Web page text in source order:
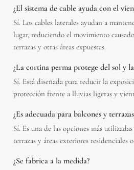
¿El sistema de cable ayuda con el
Sí. Los cables laterales ayudan a
lugar, reduciendo el movimiento
terrazas y otras áreas expuestas.
¿La cortina perma protege del sol y
Sí. Está diseñada para reducir la
protección frente a lluvias ligeras y
¿Es adecuada para balcones y
Sí. Es una de las opciones más
terrazas y áreas exteriores residenciales
¿Se fabrica a la medida?